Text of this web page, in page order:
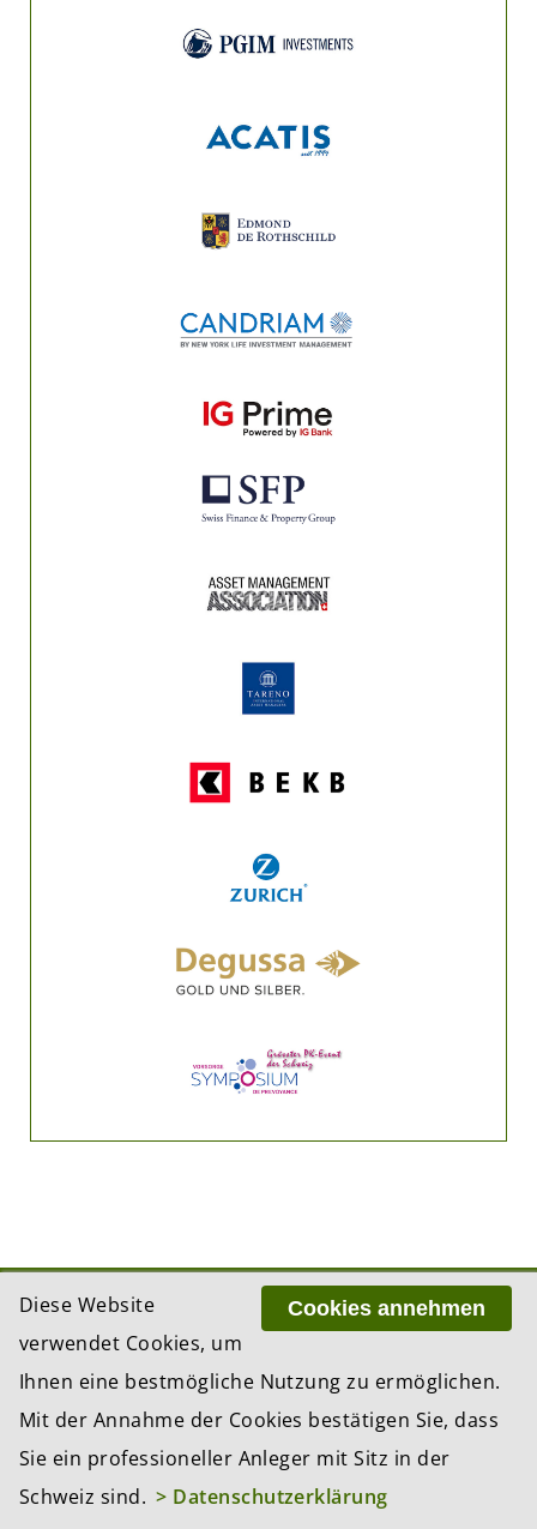
ADRESSE
BCP Business Content Production GmbH
8002 Zürich
© 2026 by BCP Business Content Production
GmbH, Zürich – Switzerland
Cookies annehmen
Diese Website
verwendet Cookies, um
Ihnen eine bestmögliche Nutzung zu ermöglichen.
Mit der Annahme der Cookies bestätigen Sie, dass
Sie ein professioneller Anleger mit Sitz in der
Schweiz sind. > Datenschutzerklärung